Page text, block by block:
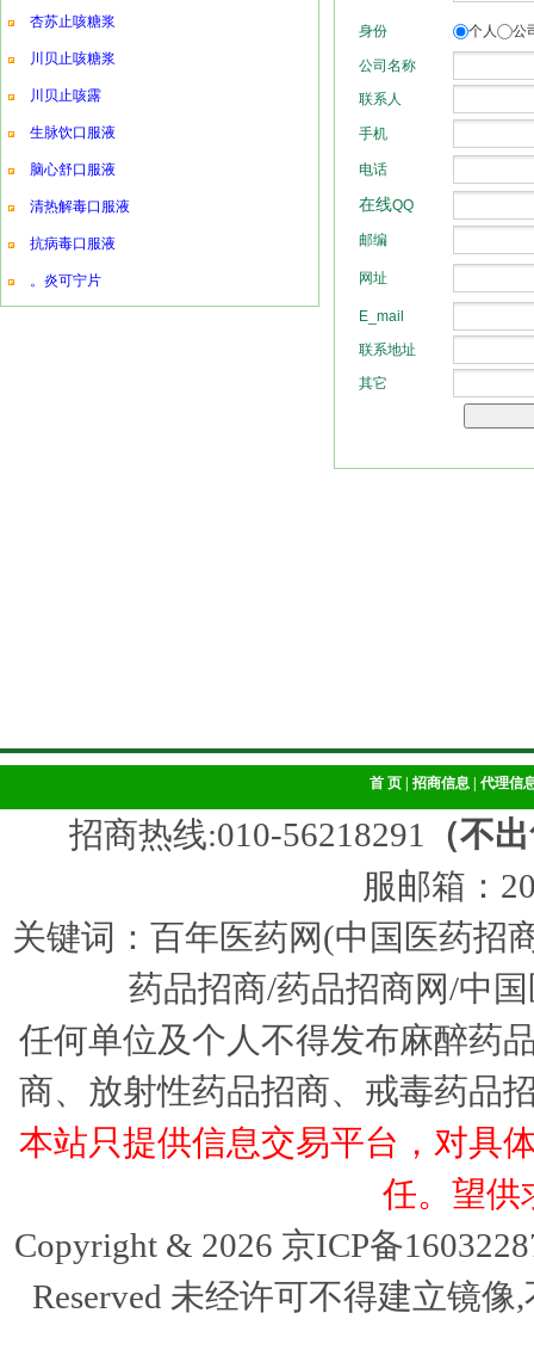
杏苏止咳糖浆
川贝止咳糖浆
川贝止咳露
生脉饮口服液
脑心舒口服液
清热解毒口服液
抗病毒口服液
。炎可宁片
首 页 |招商信息 代理信
招商热线:010-56218291
（不
服邮箱：
关键词：百年医药网(中国医药招
药品招商/药品招商网/中
任何单位及个人不得发布麻醉药
商、放射性药品招商、戒毒药品
本站只提供信息交易平台，对具
任。望供
Copyright & 2026 京ICP备
Reserved 未经许可不得建立镜